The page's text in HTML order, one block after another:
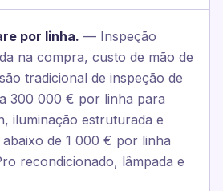
por linha. — Inspeção
na compra, custo de mão de
tradicional de inspeção de
300 000 € por linha para
iluminação estruturada e
de 1 000 € por linha
recondicionado, lâmpada e